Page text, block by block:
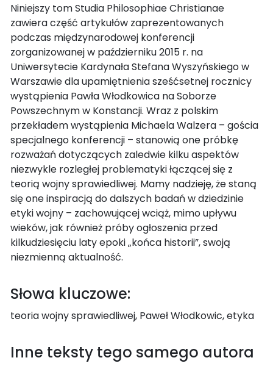
Niniejszy tom Studia Philosophiae Christianae
zawiera część artykułów zaprezentowanych
podczas międzynarodowej konferencji
zorganizowanej w październiku 2015 r. na
Uniwersytecie Kardynała Stefana Wyszyńskiego w
Warszawie dla upamiętnienia sześćsetnej rocznicy
wystąpienia Pawła Włodkowica na Soborze
Powszechnym w Konstancji. Wraz z polskim
przekładem wystąpienia Michaela Walzera – gościa
specjalnego konferencji – stanowią one próbkę
rozważań dotyczących zaledwie kilku aspektów
niezwykle rozległej problematyki łączącej się z
teorią wojny sprawiedliwej. Mamy nadzieję, że staną
się one inspiracją do dalszych badań w dziedzinie
etyki wojny – zachowującej wciąż, mimo upływu
wieków, jak również próby ogłoszenia przed
kilkudziesięciu laty epoki „końca historii”, swoją
niezmienną aktualność.
Słowa kluczowe:
teoria wojny sprawiedliwej, Paweł Włodkowic, etyka
Inne teksty tego samego autora